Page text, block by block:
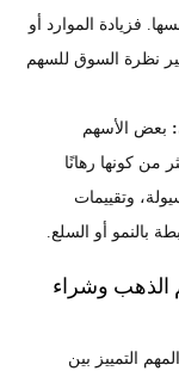
فزيادة الموارد أو
نظرة السوق للسهم
بعض الأسهم
من كونها رهانًا
وتقييمات
بالنمو أو السلع.
الذهب وشراء
التمييز بين